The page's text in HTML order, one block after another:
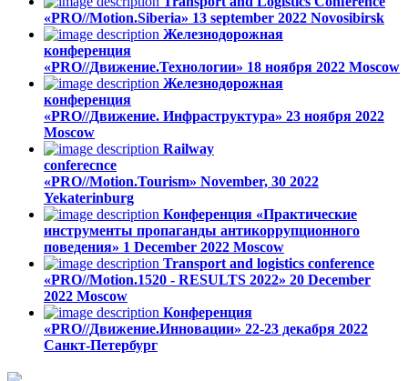
«PRO//Motion.Siberia» 13 september 2022 Novosibirsk
Железнодорожная
конференция
«PRO//Движение.Технологии» 18 ноября 2022 Moscow
Железнодорожная
конференция
«PRO//Движение. Инфраструктура» 23 ноября 2022
Moscow
Railway
conferecnce
«PRO//Motion.Tourism» November, 30 2022
Yekaterinburg
Конференция «Практические
инструменты пропаганды антикоррупционного
поведения» 1 December 2022 Moscow
Transport and logistics conference
«PRO//Motion.1520 - RESULTS 2022» 20 December
2022 Moscow
Конференция
«PRO//Движение.Инновации» 22-23 декабря 2022
Санкт-Петербург